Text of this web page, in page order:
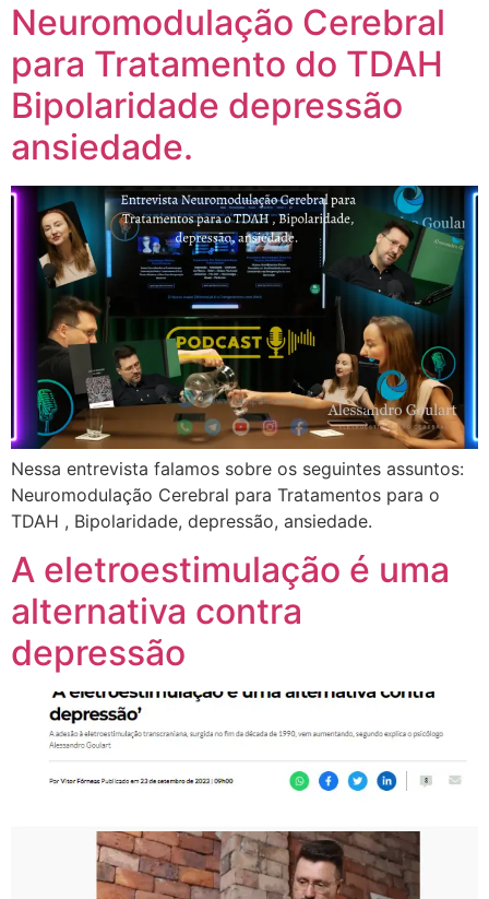
Neuromodulação Cerebral
para Tratamento do TDAH
Bipolaridade depressão
ansiedade.
Nessa entrevista falamos sobre os seguintes assuntos:
Neuromodulação Cerebral para Tratamentos para o
TDAH , Bipolaridade, depressão, ansiedade.
A eletroestimulação é uma
alternativa contra
depressão